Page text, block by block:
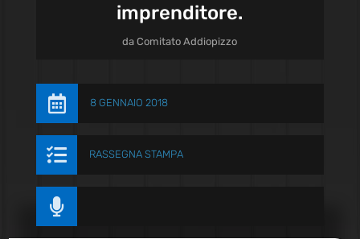
imprenditore.
daComitato Addiopizzo
 8 GENNAIO 2018
 RASSEGNA STAMPA
